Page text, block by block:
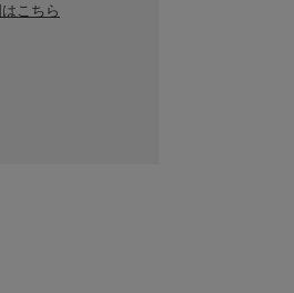
こちら